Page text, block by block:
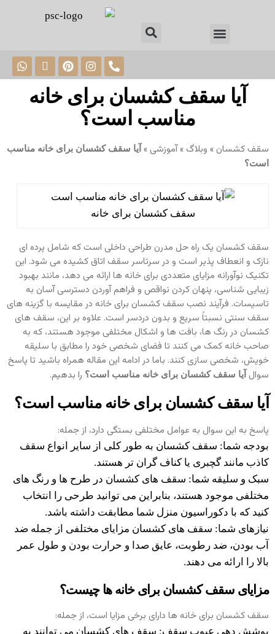
آیا سقف کشسان برای خانه
مناسب است؟
سقف کشسان» وبلاگ»آموزشی» آیا سقف کشسان برای خانه مناسب
است؟
سقف کشسان برای خانه
سقف کشسان یک راه‌ حل مدرن طراحی داخلی است که شامل پرده ای
نازک و انعطاف‌ پذیر است و در سرتاسر سقف اتاق کشیده می ‌شود. این
تکنیک نوآورانه مزایای متعددی برای خانه ‌ها ارائه می ‌دهد، مانند بهبود
زیبایی‌ شناسی، پنهان کردن نواقص و فراهم آوردن دسترسی آسان به
تاسیسات. فرآیند نصب سقف کشسان برای خانه در مقایسه با گزینه‌ های
سقف سنتی نسبتاً سریع و بدون دردسر است. علاوه بر این، سقف‌ های
کشسان در رنگ ‌ها، بافت ‌ها و اشکال مختلفی موجود هستند، که به
صاحب خانه کمک می‌ کنند تا فضای شخصی خود را مطابق با سلیقه‌
خویش، شخصی‌ سازی کنند. باما در ادامه این مقاله همراه باشید تا پاسخ
سوال آیا سقف کشسان برای خانه مناسب است؟ را بدهیم.
آیا سقف کشسان برای خانه مناسب است؟
پاسخ به این سوال به عوامل مختلفی بستگی دارد، از جمله:
بودجه شما: سقف کشسان به طور کلی از سایر انواع سقف
کاذب مانند گچبری یا کناف گران‌ تر هستند.
سبک و سلیقه شما: سقف ‌های کشسان در طرح ها و رنگ های
مختلفی موجود هستند، بنابراین می توانید طرحی را انتخاب
کنید که با دکوراسیون منزل شما مطابقت داشته باشد.
نیازهای شما: سقف‌ های کشسان مزایای مختلفی از جمله ضد
آب بودن، ضد رطوبت، عایق صدا و حرارت بودن و طول عمر
بالا را ارائه می‌ دهند.
مزایای سقف کشسان برای خانه ‌ها چیست؟
سقف کشسان برای خانه ‌ها دارای برخی مزایا است، از جمله:
پوشش دهی عیوب سقف: سقف های کشسان می توانند به